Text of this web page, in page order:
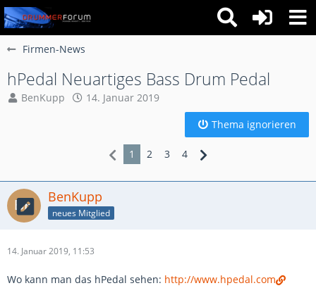
Firmen-News
hPedal Neuartiges Bass Drum Pedal
BenKupp
14. Januar 2019
Thema ignorieren
1 2 3 4
BenKupp
neues Mitglied
14. Januar 2019, 11:53
Wo kann man das hPedal sehen: http://www.hpedal.com